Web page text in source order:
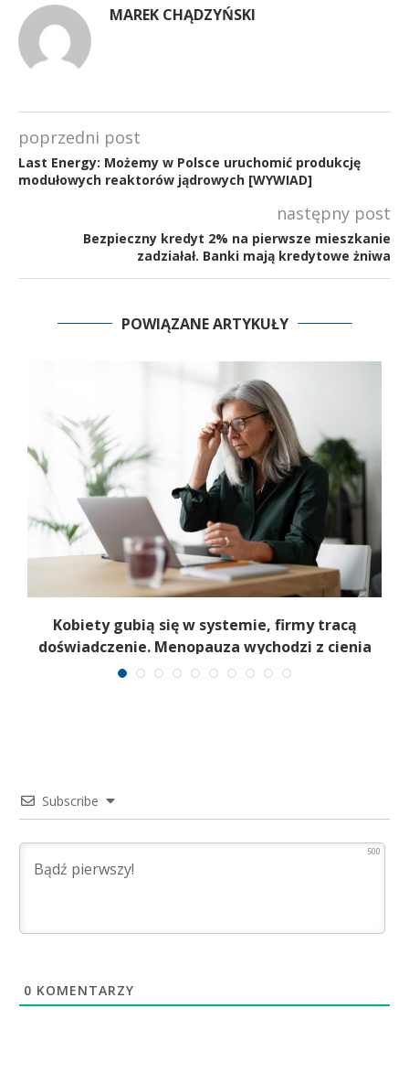
MAREK CHĄDZYŃSKI
poprzedni post
Last Energy: Możemy w Polsce uruchomić produkcję
modułowych reaktorów jądrowych [WYWIAD]
następny post
Bezpieczny kredyt 2% na pierwsze mieszkanie
zadziałał. Banki mają kredytowe żniwa
POWIĄZANE ARTYKUŁY
Kobiety gubią się w systemie, firmy tracą
doświadczenie. Menopauza wychodzi z cienia
Subscribe
500
0 KOMENTARZY